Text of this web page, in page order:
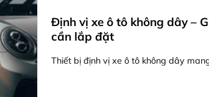
Định vị xe ô tô không dây –
cần lắp đặt
Thiết bị định vị xe ô tô không dây